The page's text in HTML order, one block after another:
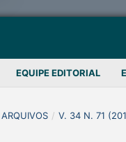
EQUIPE EDITORIAL
ARQUIVOS / V. 34 N. 71